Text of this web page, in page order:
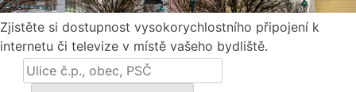
Zjistěte si dostupnost vysokorychlostního připojení k
internetu či televize v místě vašeho bydliště.